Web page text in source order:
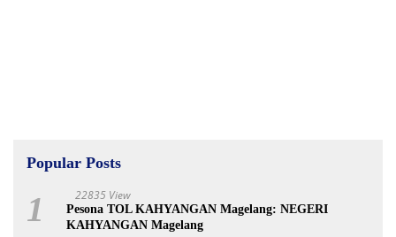
Popular Posts
1 22835 View
Pesona TOL KAHYANGAN Magelang: NEGERI
KAHYANGAN Magelang